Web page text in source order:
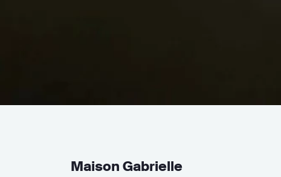
Maison Gabrielle